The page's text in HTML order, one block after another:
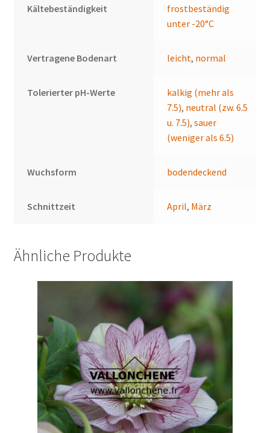
Kältebeständigkeit
frostbeständig
unter -20°C
Vertragene Bodenart leicht, normal
Tolerierter pH-Werte
kalkig (mehr als
7.5), neutral (zw. 6.5
u. 7.5),sauer
(weniger als 6.5)
Wuchsform bodendeckend
Schnittzeit April, März
Ähnliche Produkte